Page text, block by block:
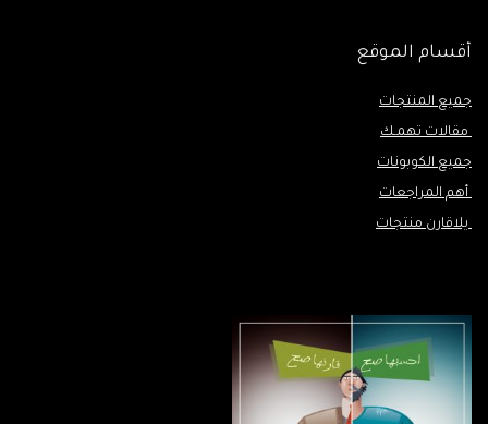
أقسام الموقع
جميع المنتجات
مقالات تهمـك
جميع الكوبونات
أهم المراجعات
يلاقارن منتجات